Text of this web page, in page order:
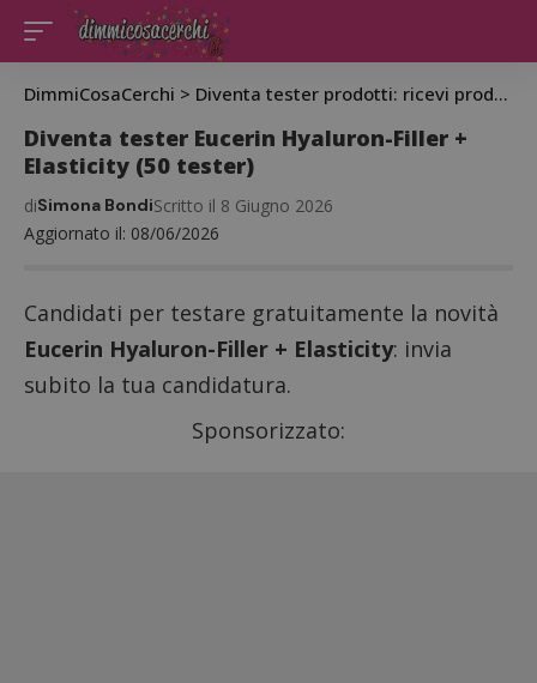
DimmiCosaCerchi > Diventa tester prodotti: ricevi prodotti gratis da testare
Diventa tester Eucerin Hyaluron-Filler +
Elasticity (50 tester)
Aggiornato il: 08/06/2026
diSimona BondiScritto il 8 Giugno 2026
Candidati per testare gratuitamente la novità
Eucerin Hyaluron-Filler + Elasticity: invia
subito la tua candidatura.
Sponsorizzato: